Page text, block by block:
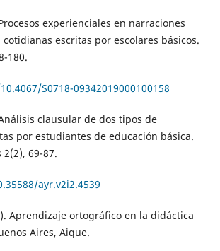
experienciales en narraciones
escritas por escolares básicos.
180.
S0718-09342019000100158
clausular de dos tipos de
por estudiantes de educación básica.
69-87.
ayr.v2i2.4539
Aprendizaje ortográfico en la didáctica
Aires, Aique.